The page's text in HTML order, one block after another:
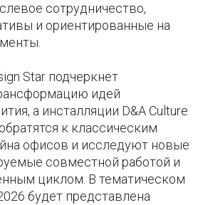
сотрудничество,
и ориентированные на
Star подчеркнет
идей
а инсталляции D&A Culture
к классическим
офисов и исследуют новые
совместной работой и
циклом. В тематическом
будет представлена